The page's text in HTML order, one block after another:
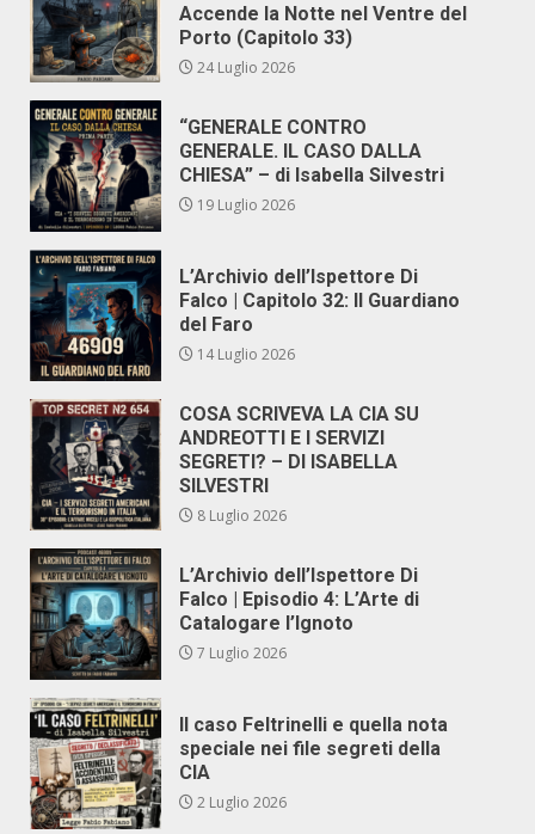
Accende la Notte nel Ventre del
Porto (Capitolo 33)
24 Luglio 2026
“GENERALE CONTRO
GENERALE. IL CASO DALLA
CHIESA” – di Isabella Silvestri
19 Luglio 2026
L’Archivio dell’Ispettore Di
Falco | Capitolo 32: Il Guardiano
del Faro
14 Luglio 2026
COSA SCRIVEVA LA CIA SU
ANDREOTTI E I SERVIZI
SEGRETI? – DI ISABELLA
SILVESTRI
8 Luglio 2026
L’Archivio dell’Ispettore Di
Falco | Episodio 4: L’Arte di
Catalogare l’Ignoto
7 Luglio 2026
Il caso Feltrinelli e quella nota
speciale nei file segreti della
CIA
2 Luglio 2026